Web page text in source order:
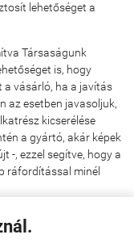
lehetőséget a
Társaságunk
is, hogy
vásárló, ha a javítás
az esetben javasoljuk,
kicserélése
a gyártó, akár képek
-, ezzel segítve, hogy a
ráfordítással minél
megrendelni
árusított termékhez